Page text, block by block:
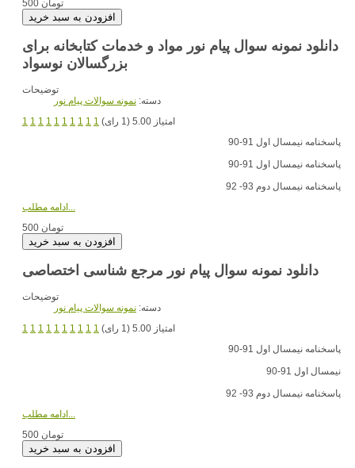
500 تومان
دانلود نمونه سوال پیام نور مواد و خدمات کتابخانه برای
بزرگسالان نوسواد
توضیحات
دسته: نمونه سوالات پیام نور
1 1 1 1 1 1 1 1 1 1
امتیاز 5.00 (1 رای)
پاسخنامه نیمسال اول 91-90
پاسخنامه نیمسال اول 91-90
پاسخنامه نیمسال دوم 93- 92
500 تومان
دانلود نمونه سوال پیام نور مرجع شناسی اختصاصی
توضیحات
دسته: نمونه سوالات پیام نور
1 1 1 1 1 1 1 1 1 1
امتیاز 5.00 (1 رای)
پاسخنامه نیمسال اول 91-90
نیمسال اول 91-90
پاسخنامه نیمسال دوم 93- 92
500 تومان